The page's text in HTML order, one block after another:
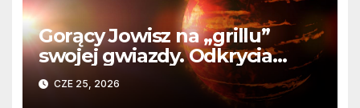
Gorący Jowisz na „grillu”
swojej gwiazdy. Odkrycia
Teleskopu Webba o HD
80606 b
CZE 25, 2026